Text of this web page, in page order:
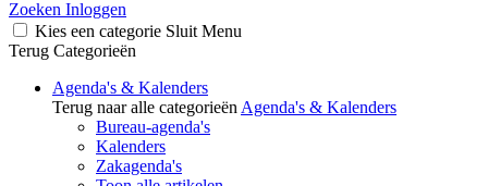
Zoeken Inloggen
Kies een categorie Sluit Menu
Terug Categorieën
Agenda's & Kalenders
Terug naar alle categorieën Agenda's & Kalenders
Bureau-agenda's
Kalenders
Zakagenda's